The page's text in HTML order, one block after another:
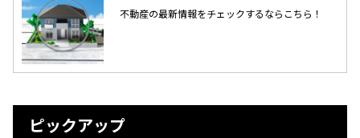
不動産の最新情報をチェックするならこちら！
ピックアップ